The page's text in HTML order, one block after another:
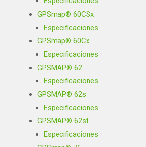
GPSmap® 60CSx
Especificaciones
GPSmap® 60Cx
Especificaciones
GPSMAP® 62
Especificaciones
GPSMAP® 62s
Especificaciones
GPSMAP® 62st
Especificaciones